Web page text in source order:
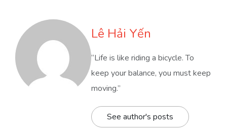
Lê Hải Yến
“Life is like riding a bicycle. To
keep your balance, you must keep
moving.”
See author's posts